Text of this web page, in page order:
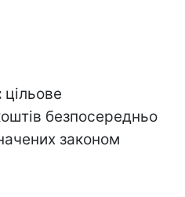
цільове
безпосередньо
законом